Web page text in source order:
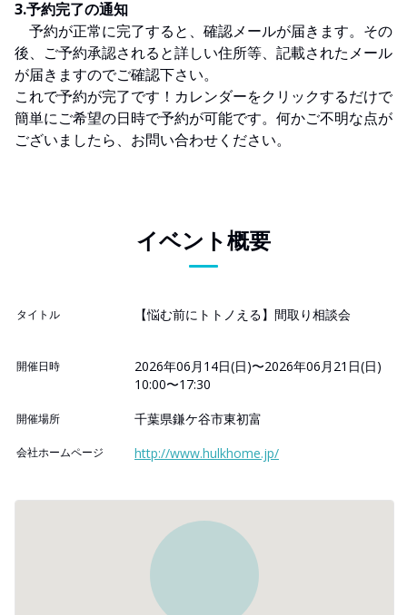
3.予約完了の通知
予約が正常に完了すると、確認メールが届きます。その
後、ご予約承認されると詳しい住所等、記載されたメール
が届きますのでご確認下さい。
これで予約が完了です！カレンダーをクリックするだけで
簡単にご希望の日時で予約が可能です。何かご不明な点が
ございましたら、お問い合わせください。
イベント概要
タイトル 【悩む前にトトノえる】間取り相談会
開催日時
2026年06月14日(日)〜2026年06月21日(日)
10:00〜17:30
開催場所 千葉県鎌ケ谷市東初富
会社ホームページ http://www.hulkhome.jp/